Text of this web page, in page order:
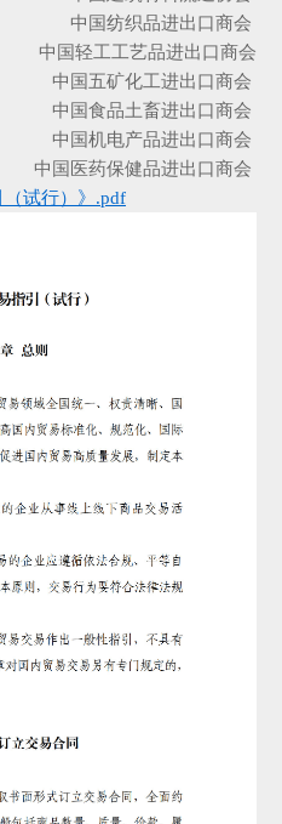
中国纺织品进出口商会
中国轻工工艺品进出口商会
中国五矿化工进出口商会
中国食品土畜进出口商会
中国机电产品进出口商会
中国医药保健品进出口商会
（试行）》.pdf